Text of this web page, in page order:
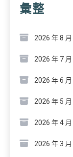
彙整
2026 年 8 月
2026 年 7 月
2026 年 6 月
2026 年 5 月
2026 年 4 月
2026 年 3 月